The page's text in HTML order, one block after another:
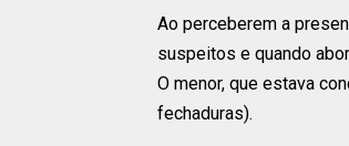
Ao perceberem a
suspeitos e quando
O menor, que estava
fechaduras).